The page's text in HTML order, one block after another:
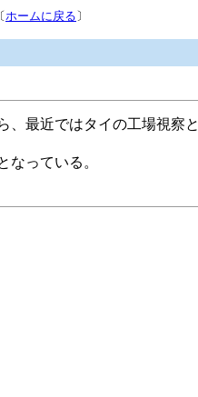
ホームに戻る 〕
、最近ではタイの工場視察と
っている。